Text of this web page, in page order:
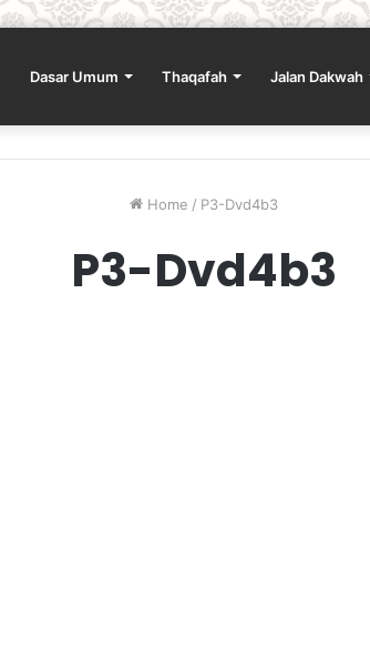
Dasar Umum Thaqafah Jalan Dakwah
Home / P3-Dvd4b3
P3-Dvd4b3